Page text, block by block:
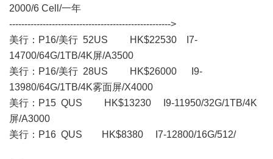
2000/6 Cell/一年
----------------------------------------------------->
美行： P16/美行 52US HK$22530 I7-
14700/64G/1TB/4K屏/A3500
美行： P16/美行 28US HK$26000 I9-
13980/64G/1TB/4K雾面屏/X4000
美行：P15 QUS HK$13230 I9-11950/32G/1TB/4K
屏/A3000
美行：P16 QUS HK$8380 I7-12800/16G/512/